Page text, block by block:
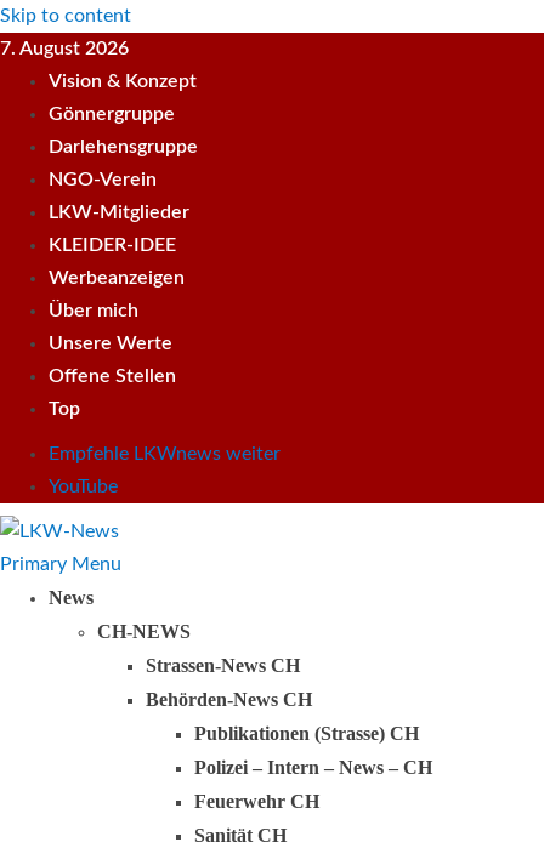
Skip to content
7. August 2026
Vision & Konzept
Gönnergruppe
Darlehensgruppe
NGO-Verein
LKW-Mitglieder
KLEIDER-IDEE
Werbeanzeigen
Über mich
Unsere Werte
Offene Stellen
Top
Empfehle LKWnews weiter
YouTube
Primary Menu
News
CH-NEWS
Strassen-News CH
Behörden-News CH
Publikationen (Strasse) CH
Polizei – Intern – News – CH
Feuerwehr CH
Sanität CH